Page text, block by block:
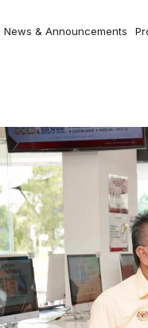
News & Announcements